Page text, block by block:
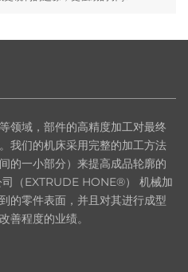
领域，部件的高精度加工对最终
我们的机床采用完整的加工方法
的一小部分）来提高成品轮廓的
（EXTRUDE HONE®） 机械加
的零件表面，并且对其进行成型
善程度的业绩。